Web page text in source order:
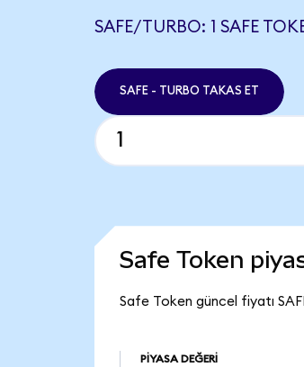
SAFE/TURBO: 1 SAFE
SAFE - TURBO TAKAS ET
Safe Token
Safe Token güncel fiyatı
PIYASA DEĞERI